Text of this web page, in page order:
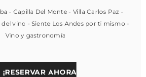
- Capilla Del Monte - Villa Carlos Paz -
del vino - Siente Los Andes por ti mismo -
Vino y gastronomía
¡RESERVAR AHORA!